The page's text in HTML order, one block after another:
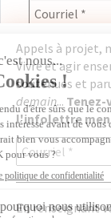
En
consentez à
Seligmann,
confidentialité
désabonner à
Appels à projet,
Vivre et agir
soutenues et
demain... Tenez-
l'infolettre
En renseignant